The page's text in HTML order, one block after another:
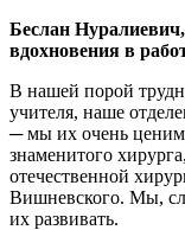
Беслан
вдохновения в
В нашей порой
учителя, наше
─ мы их очень
знаменитого
отечественной
Вишневского. Мы,
их развивать.